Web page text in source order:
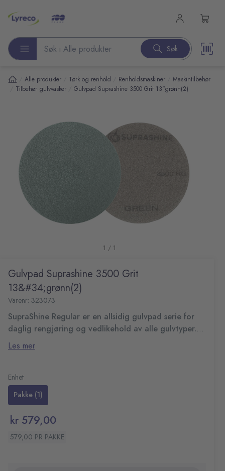
Søk etter produkter Søk
Alle produkter Tørk og renhold Renholdsmaskiner Maskintilbehør
Tilbehør gulvvasker Gulvpad Suprashine 3500 Grit 13"grønn(2)
1 / 1
Gulvpad Suprashine 3500 Grit
13&#34;grønn(2)
Varenr: 323073
SupraShine Regular er en allsidig gulvpad serie for
daglig rengjøring og vedlikehold av alle gulvtyper.
3500 Grit er tilpasset all rengjøring.
De fleksible rondellene gir en jevn, naturlig glans og
hjelper til med å bevare gulvets opprinnelige utseende
Et enkelt og pålitelig valg for profesjonell gulvpleie, hver
dag.
naturtre
Diameter: 13"
Antall: 2 stk
Les mer
Enhet
Pakke (1)
kr 579,00
579,00 PR PAKKE